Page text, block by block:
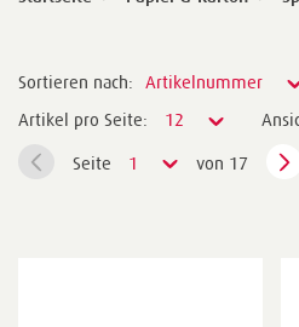
Sortieren nach:
Artikelnummer
Artikel pro Seite:
12
Seite 1 von 17